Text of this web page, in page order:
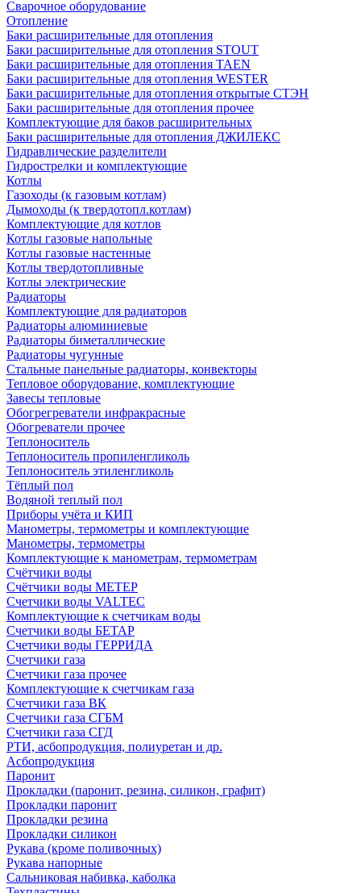
Сварочное оборудование
Отопление
Баки расширительные для отопления
Баки расширительные для отопления STOUT
Баки расширительные для отопления TAEN
Баки расширительные для отопления WESTER
Баки расширительные для отопления открытые СТЭН
Баки расширительные для отопления прочее
Комплектующие для баков расширительных
Баки расширительные для отопления ДЖИЛЕКС
Гидравлические разделители
Гидрострелки и комплектующие
Котлы
Газоходы (к газовым котлам)
Дымоходы (к твердотопл.котлам)
Комплектующие для котлов
Котлы газовые напольные
Котлы газовые настенные
Котлы твердотопливные
Котлы электрические
Радиаторы
Комплектующие для радиаторов
Радиаторы алюминиевые
Радиаторы биметаллические
Радиаторы чугунные
Стальные панельные радиаторы, конвекторы
Тепловое оборудование, комплектующие
Завесы тепловые
Обогрегреватели инфракрасные
Обогреватели прочее
Теплоноситель
Теплоноситель пропиленгликоль
Теплоноситель этиленгликоль
Тёплый пол
Водяной теплый пол
Приборы учёта и КИП
Манометры, термометры и комплектующие
Манометры, термометры
Комплектующие к манометрам, термометрам
Счётчики воды
Счётчики воды МЕТЕР
Счетчики воды VALTEC
Комплектующие к счетчикам воды
Счетчики воды БЕТАР
Счетчики воды ГЕРРИДА
Счетчики газа
Счетчики газа прочее
Комплектующие к счетчикам газа
Счетчики газа ВК
Счетчики газа СГБМ
Счетчики газа СГД
РТИ, асбопродукция, полиуретан и др.
Асбопродукция
Паронит
Прокладки (паронит, резина, силикон, графит)
Прокладки паронит
Прокладки резина
Прокладки силикон
Рукава (кроме поливочных)
Рукава напорные
Сальниковая набивка, каболка